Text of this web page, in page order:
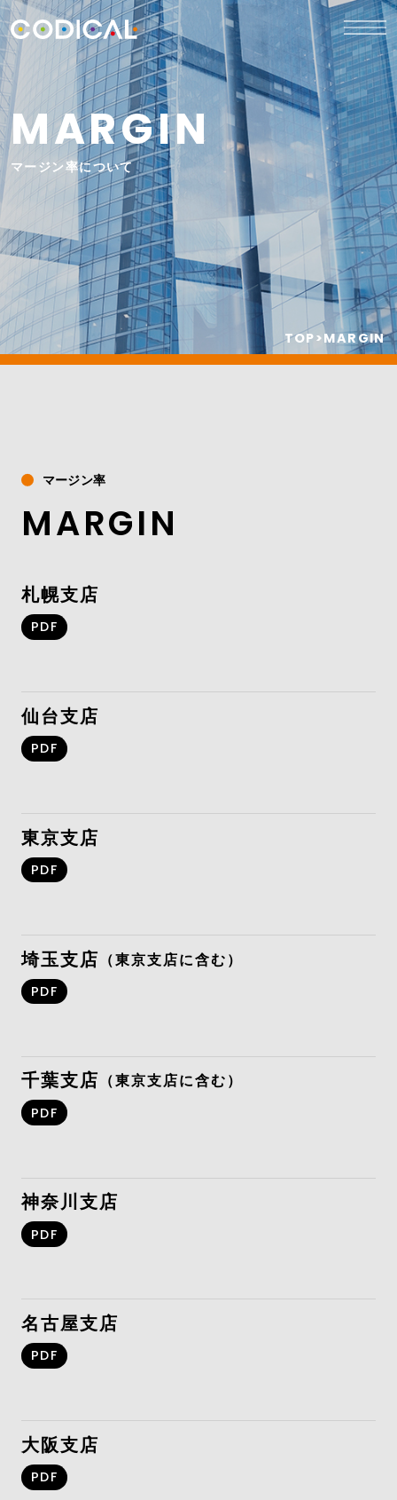
MARGIN
マージン率について
TOP>MARGIN
マージン率
MARGIN
札幌支店
PDF
仙台支店
PDF
東京支店
PDF
埼玉支店 （東京支店に含む）
PDF
千葉支店 （東京支店に含む）
PDF
神奈川支店
PDF
名古屋支店
PDF
大阪支店
PDF